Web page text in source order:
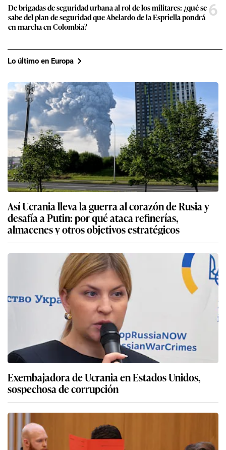
De brigadas de seguridad urbana al rol de los militares: ¿qué se
sabe del plan de seguridad que Abelardo de la Espriella pondrá
en marcha en Colombia?
6
Lo último en Europa
Así Ucrania lleva la guerra al corazón de Rusia y
desafía a Putin: por qué ataca refinerías,
almacenes y otros objetivos estratégicos
Exembajadora de Ucrania en Estados Unidos,
sospechosa de corrupción